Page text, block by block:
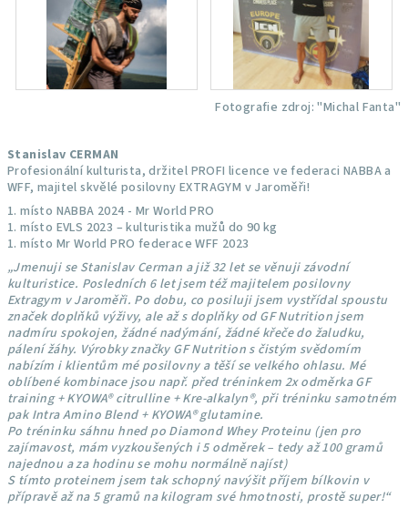
Fotografie zdroj: "Michal Fanta"
Stanislav CERMAN
Profesionální kulturista, držitel PROFI licence ve federaci NABBA a
WFF, majitel skvělé posilovny EXTRAGYM v Jaroměři!
1. místo NABBA 2024 - Mr World PRO
1. místo EVLS 2023 – kulturistika mužů do 90 kg
1. místo Mr World PRO federace WFF 2023
„Jmenuji se Stanislav Cerman a již 32 let se věnuji závodní
kulturistice. Posledních 6 let jsem též majitelem posilovny
Extragym v Jaroměři. Po dobu, co posiluji jsem vystřídal spoustu
značek doplňků výživy, ale až s doplňky od GF Nutrition jsem
nadmíru spokojen, žádné nadýmání, žádné křeče do žaludku,
pálení žáhy. Výrobky značky GF Nutrition s čistým svědomím
nabízím i klientům mé posilovny a těší se velkého ohlasu. Mé
oblíbené kombinace jsou např. před tréninkem 2x odměrka GF
training + KYOWA® citrulline + Kre-alkalyn®, při tréninku samotném
pak Intra Amino Blend + KYOWA® glutamine.
Po tréninku sáhnu hned po Diamond Whey Proteinu (jen pro
zajímavost, mám vyzkoušených i 5 odměrek – tedy až 100 gramů
najednou a za hodinu se mohu normálně najíst)
S tímto proteinem jsem tak schopný navýšit příjem bílkovin v
přípravě až na 5 gramů na kilogram své hmotnosti, prostě super!“